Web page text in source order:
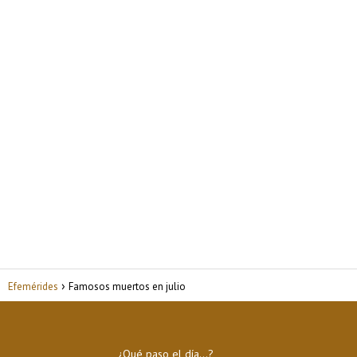
Efemérides Famosos muertos en julio
¿Qué paso el día…?